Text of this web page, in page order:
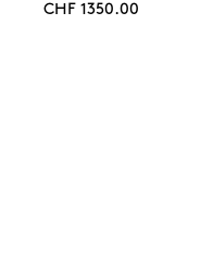
CHF 1350.00